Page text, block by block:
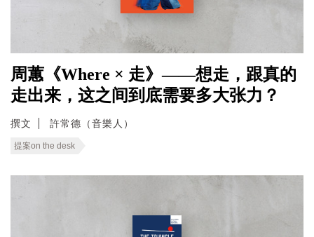
周蕙《Where × 走》——想走，跟真的
走出来，这之间到底需要多大张力？
撰文 許常德（音樂人）
提案on the desk